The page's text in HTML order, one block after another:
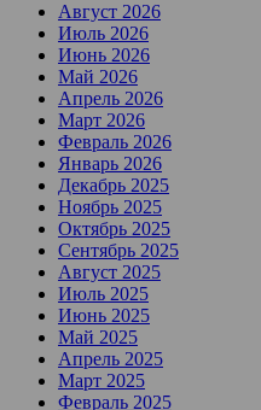
Август 2026
Июль 2026
Июнь 2026
Май 2026
Апрель 2026
Март 2026
Февраль 2026
Январь 2026
Декабрь 2025
Ноябрь 2025
Октябрь 2025
Сентябрь 2025
Август 2025
Июль 2025
Июнь 2025
Май 2025
Апрель 2025
Март 2025
Февраль 2025